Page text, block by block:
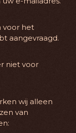
voor het
aangevraagd.
niet voor
wij alleen
van